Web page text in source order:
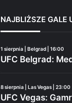
NAJBLIŻSZE GALE
1 sierpnia | Belgrad | 16:00
UFC Belgrad:
8 sierpnia | Las Vegas | 23:00
UFC Vegas: